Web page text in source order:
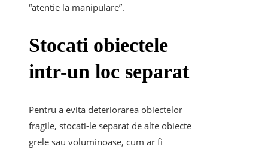
“atentie la manipulare”.
Stocati obiectele
intr-un loc separat
Pentru a evita deteriorarea obiectelor
fragile, stocati-le separat de alte obiecte
grele sau voluminoase, cum ar fi